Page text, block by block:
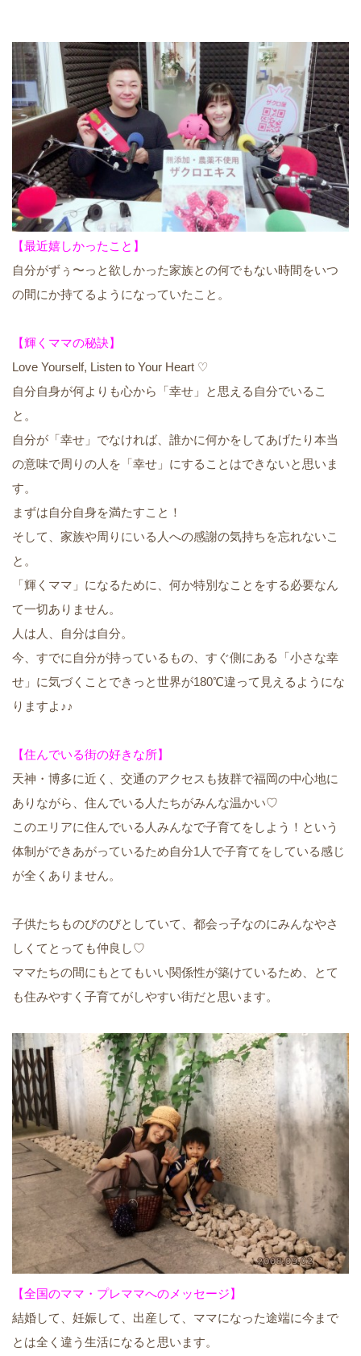
【最近嬉しかったこと】
自分がずぅ〜っと欲しかった家族との何でもない時間をいつ
の間にか持てるようになっていたこと。
【輝くママの秘訣】
Love Yourself, Listen to Your Heart ♡
自分自身が何よりも心から「幸せ」と思える自分でいるこ
と。
自分が「幸せ」でなければ、誰かに何かをしてあげたり本当
の意味で周りの人を「幸せ」にすることはできないと思いま
す。
まずは自分自身を満たすこと！
そして、家族や周りにいる人への感謝の気持ちを忘れないこ
と。
「輝くママ」になるために、何か特別なことをする必要なん
て一切ありません。
人は人、自分は自分。
今、すでに自分が持っているもの、すぐ側にある「小さな幸
せ」に気づくことできっと世界が180℃違って見えるようにな
りますよ♪♪
【住んでいる街の好きな所】
天神・博多に近く、交通のアクセスも抜群で福岡の中心地に
ありながら、住んでいる人たちがみんな温かい♡
このエリアに住んでいる人みんなで子育てをしよう！という
体制ができあがっているため自分1人で子育てをしている感じ
が全くありません。
子供たちものびのびとしていて、都会っ子なのにみんなやさ
しくてとっても仲良し♡
ママたちの間にもとてもいい関係性が築けているため、とて
も住みやすく子育てがしやすい街だと思います。
【全国のママ・プレママへのメッセージ】
結婚して、妊娠して、出産して、ママになった途端に今まで
とは全く違う生活になると思います。